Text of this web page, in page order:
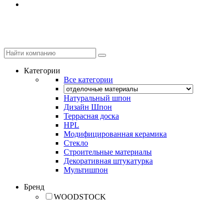
Категории
Все категории
Натуральный шпон
Дизайн Шпон
Террасная доска
HPL
Модифицированная керамика
Стекло
Строительные материалы
Декоративная штукатурка
Мультишпон
Бренд
WOODSTOCK